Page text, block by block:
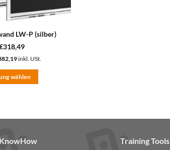
LW-P (silber)
318,49
inkl. USt.
wählen
Training Tools